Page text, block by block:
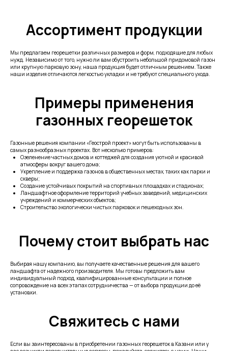
Ассортимент продукции
Мы предлагаем георешетки различных размеров и форм, подходящие для любых
нужд. Независимо от того, нужно ли вам обустроить небольшой придомовой газон
или крупную парковую зону, наша продукция будет отличным решением. Также
наши изделия отличаются легкостью укладки и не требуют специального ухода.
Примеры применения
газонных георешеток
Газонные решения компании «Геострой проект» могут быть использованы в
самых разнообразных проектах. Вот несколько примеров:
Озеленение частных домов и коттеджей для создания уютной и красивой
атмосферы вокруг вашего дома;
Укрепление и поддержка газонов в общественных местах, таких как парки и
скверы;
Создание устойчивых покрытий на спортивных площадках и стадионах;
Ландшафтное оформление территорий учебных заведений, медицинских
учреждений и коммерческих объектов;
Строительство экологически чистых парковок и пешеходных зон.
Почему стоит выбрать нас
Выбирая нашу компанию, вы получаете качественные решения для вашего
ландшафта от надежного производителя. Мы готовы предложить вам
индивидуальный подход, квалифицированные консультации и полное
сопровождение на всех этапах сотрудничества — от выбора продукции до её
установки.
Свяжитесь с нами
Если вы заинтересованы в приобретении газонных георешеток в Казани или у